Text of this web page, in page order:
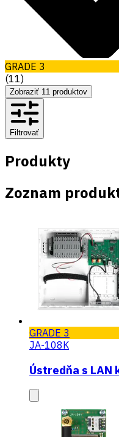
GRADE 3
(11)
Zobraziť 11 produktov
Filtrovať
Produkty
Zoznam
GRADE 3
JA-108K
Ústredňa s